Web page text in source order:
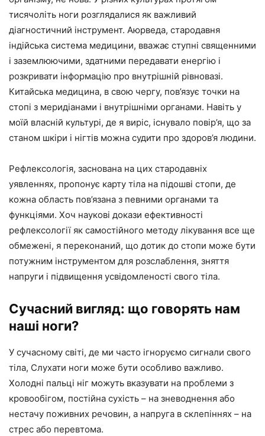
тисячоліть ноги розглядалися як важливий
діагностичний інструмент. Аюрведа, стародавня
індійська система медицини, вважає ступні священними
і заземлюючими, здатними передавати енергію і
розкривати інформацію про внутрішній рівновазі.
Китайська медицина, в свою чергу, пов’язує точки на
стопі з меридіанами і внутрішніми органами. Навіть у
моїй власній культурі, де я виріс, існувало повір’я, що за
станом шкіри і нігтів можна судити про здоров’я людини.
Рефлексологія, заснована на цих стародавніх
уявленнях, пропонує карту тіла на підошві стопи, де
кожна область пов’язана з певними органами та
функціями. Хоч наукові докази ефективності
рефлексології як самостійного методу лікування все ще
обмежені, я переконаний, що дотик до стопи може бути
потужним інструментом для розслаблення, зняття
напруги і підвищення усвідомленості свого тіла.
Сучасний вигляд: що говорять нам
наші ноги?
У сучасному світі, де ми часто ігноруємо сигнали свого
тіла, Слухати ноги може бути особливо важливо.
Холодні пальці ніг можуть вказувати на проблеми з
кровообігом, постійна сухість – на зневоднення або
нестачу поживних речовин, а напруга в склепіннях – на
стрес або перевтома.